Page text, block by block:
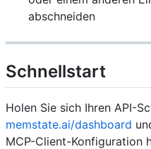
abschneiden
Schnellstart
Holen Sie sich Ihren API-
memstate.ai/dashboard
MCP-Client-Konfiguration